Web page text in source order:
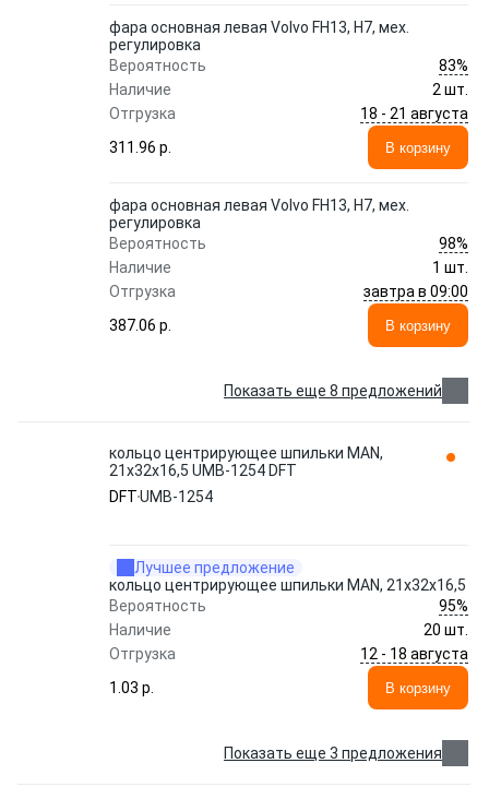
фара основная левая Volvo FH13, H7, мех.
регулировка
Вероятность
83%
Наличие
2 шт.
Отгрузка
18 - 21 августа
311.96 p.
В корзину
фара основная левая Volvo FH13, H7, мех.
регулировка
Вероятность
98%
Наличие
1 шт.
Отгрузка
завтра в 09:00
387.06 p.
В корзину
Показать еще 8 предложений
кольцо центрирующее шпильки MAN,
21x32x16,5 UMB-1254 DFT
DFTUMB-1254
Лучшее предложение
кольцо центрирующее шпильки MAN, 21x32x16,5
Вероятность
95%
Наличие
20 шт.
Отгрузка
12 - 18 августа
1.03 p.
В корзину
Показать еще 3 предложения